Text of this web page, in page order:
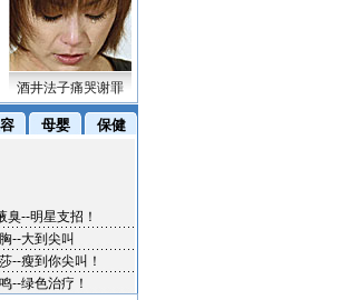
酒井法子痛哭谢罪